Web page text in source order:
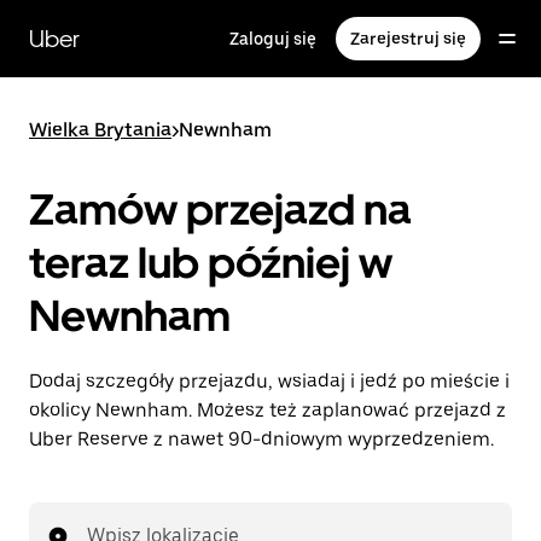
głównej
zawartości
Uber Zaloguj się Zarejestruj się
Wielka Brytania>Newnham
Zamów przejazd na
teraz lub później w
Newnham
Dodaj szczegóły przejazdu, wsiadaj i jedź po mieście i
okolicy Newnham. Możesz też zaplanować przejazd z
Uber Reserve z nawet 90-dniowym wyprzedzeniem.
Wpisz lokalizację